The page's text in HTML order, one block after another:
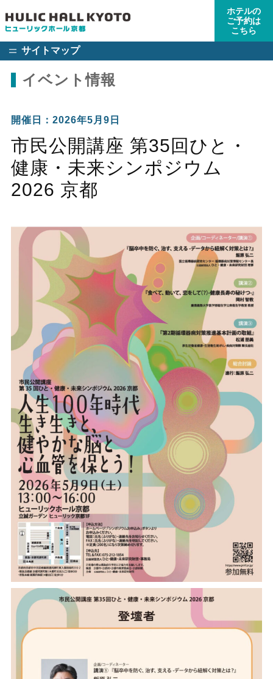
ホテルの
ご予約は
こちら
サイトマップ
イベント情報
開催日：2026年5月9日
市民公開講座 第35回ひと・
健康・未来シンポジウム
2026 京都